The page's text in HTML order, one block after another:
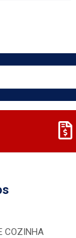
COZINHA